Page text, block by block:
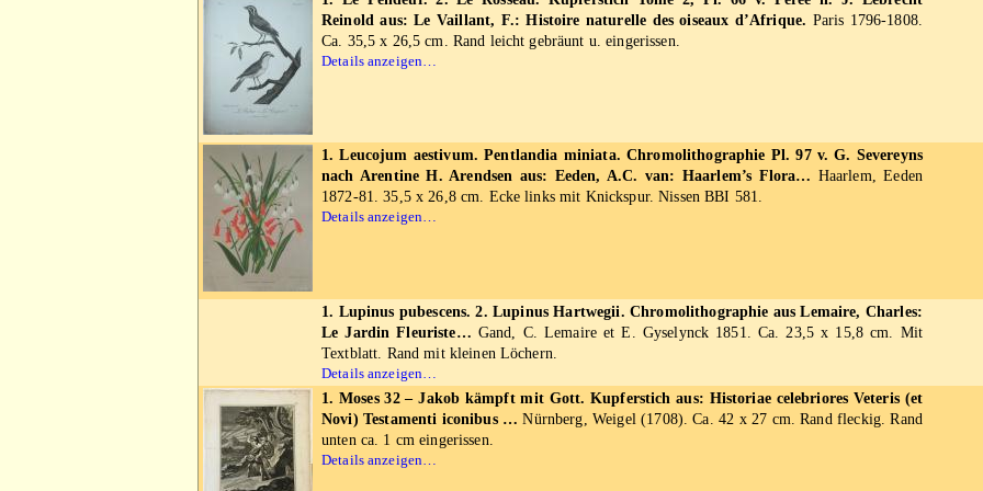
Reinold aus: Le Vaillant, F.: Histoire naturelle des oiseaux d’Afrique. Paris 1796-1808.
Ca. 35,5 x 26,5 cm. Rand leicht gebräunt u. eingerissen.
Details anzeigen…
1. Leucojum aestivum. Pentlandia miniata. Chromolithographie Pl. 97 v. G. Severeyns
nach Arentine H. Arendsen aus: Eeden, A.C. van: Haarlem’s Flora… Haarlem, Eeden
1872-81. 35,5 x 26,8 cm. Ecke links mit Knickspur. Nissen BBI 581.
Details anzeigen…
1. Lupinus pubescens. 2. Lupinus Hartwegii. Chromolithographie aus Lemaire, Charles:
Le Jardin Fleuriste… Gand, C. Lemaire et E. Gyselynck 1851. Ca. 23,5 x 15,8 cm. Mit
Textblatt. Rand mit kleinen Löchern.
Details anzeigen…
1. Moses 32 – Jakob kämpft mit Gott. Kupferstich aus: Historiae celebriores Veteris (et
Novi) Testamenti iconibus … Nürnberg, Weigel (1708). Ca. 42 x 27 cm. Rand fleckig. Rand
unten ca. 1 cm eingerissen.
Details anzeigen…